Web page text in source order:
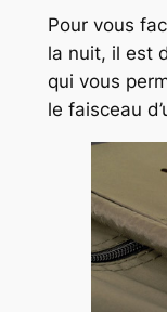
Pour vous
la nuit, il est
qui vous
le faisceau